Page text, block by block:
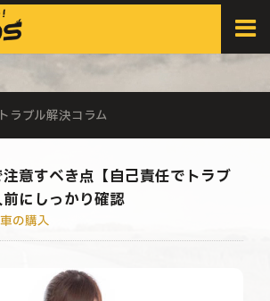
>
き点【自己責任でトラブル多発！】購入前にしっ
ラブル解決コラム
意すべき点【自己責任でトラブ
にしっかり確認
の購入